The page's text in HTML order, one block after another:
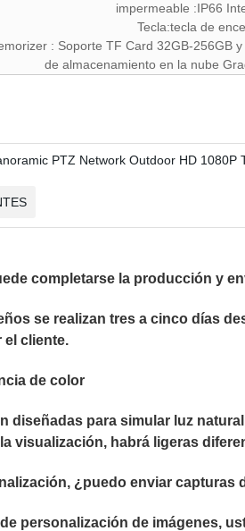
impermeable :IP66
Tecla:tecla de
: Soporte TF Card 32GB-256GB
de almacenamiento en la nube
completarse la producción y
se realizan tres a cinco días
el cliente.
de color
diseñadas para simular luz
visualización, habrá ligeras
¿puedo enviar capturas
personalización de imágenes,